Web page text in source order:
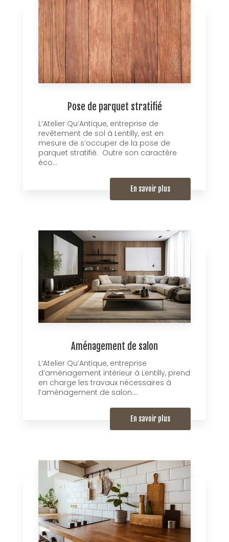
Pose de parquet stratifié
L’Atelier Qu’Antique, entreprise de
revêtement de sol à Lentilly, est en
mesure de s’occuper de la pose de
parquet stratifié. Outre son caractère
éco...
En savoir plus
Aménagement de salon
L’Atelier Qu’Antique, entreprise
d’aménagement intérieur à Lentilly, prend
en charge les travaux nécessaires à
l’aménagement de salon....
En savoir plus